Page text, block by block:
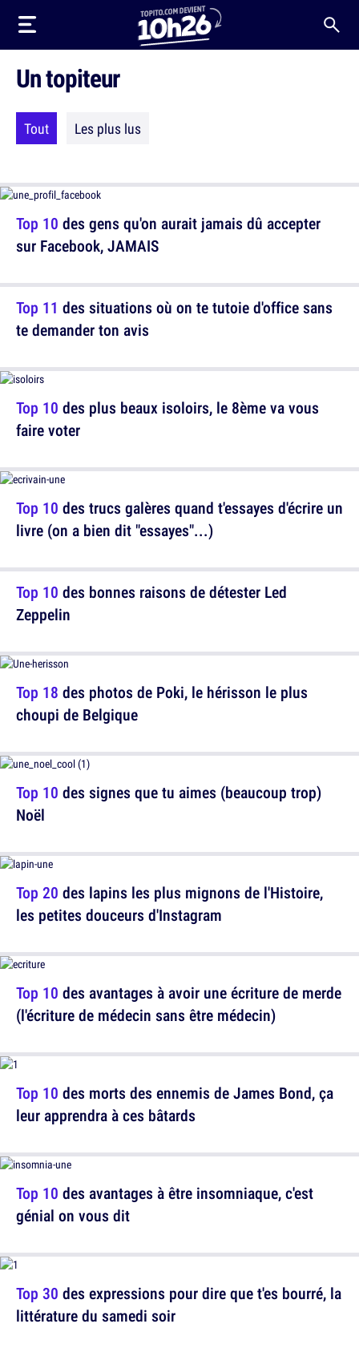
Un topiteur
Tout Les plus lus
Top 10 des gens qu'on aurait jamais dû accepter
sur Facebook, JAMAIS
Top 10 des plus beaux isoloirs, le 8ème va vous
faire voter
Top 10 des bonnes raisons de détester Led
Zeppelin
Top 10 des signes que tu aimes (beaucoup trop)
Noël
Top 10 des avantages à avoir une écriture de merde
(l'écriture de médecin sans être médecin)
Top 10 des avantages à être insomniaque, c'est
génial on vous dit
Top 11 des situations où on te tutoie d'office sans
te demander ton avis
Top 10 des trucs galères quand t'essayes d'écrire un
livre (on a bien dit "essayes"...)
Top 18 des photos de Poki, le hérisson le plus
choupi de Belgique
Top 20 des lapins les plus mignons de l'Histoire,
les petites douceurs d'Instagram
Top 10 des morts des ennemis de James Bond, ça
leur apprendra à ces bâtards
Top 30 des expressions pour dire que t'es bourré, la
littérature du samedi soir